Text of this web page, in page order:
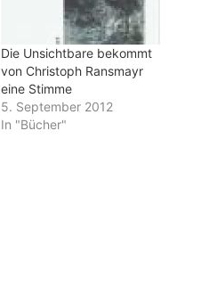
Die Unsichtbare bekommt
von Christoph Ransmayr
eine Stimme
5. September 2012
In "Bücher"